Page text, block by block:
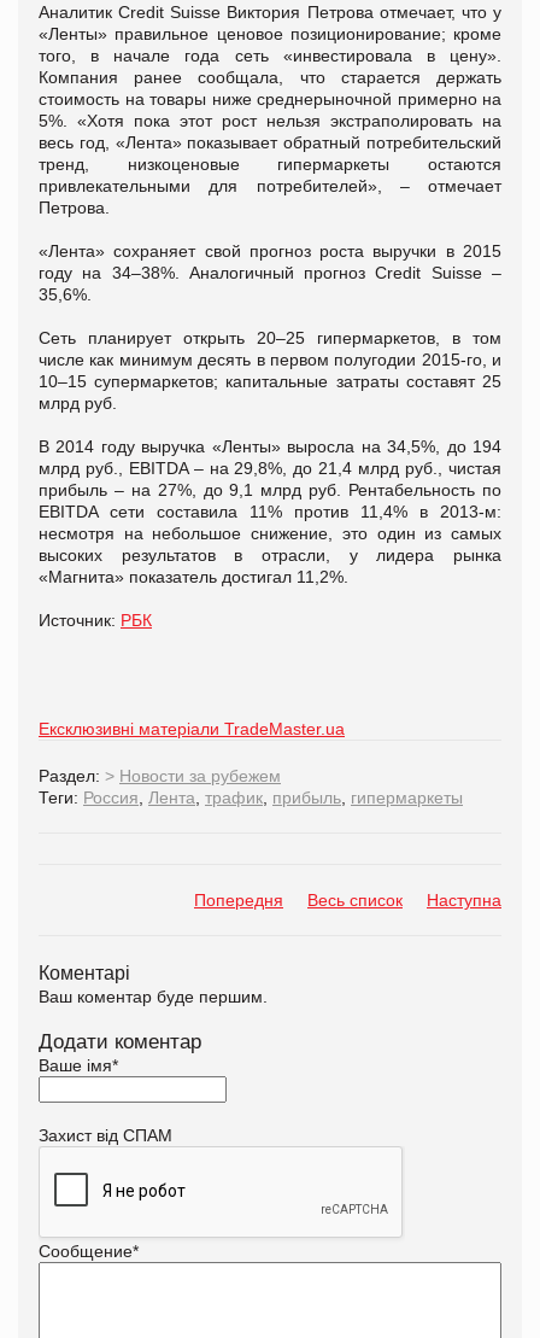
Аналитик Credit Suisse Виктория Петрова отмечает, что у
«Ленты» правильное ценовое позиционирование; кроме
того, в начале года сеть «инвестировала в цену».
Компания ранее сообщала, что старается держать
стоимость на товары ниже среднерыночной примерно на
5%. «Хотя пока этот рост нельзя экстраполировать на
весь год, «Лента» показывает обратный потребительский
тренд, низкоценовые гипермаркеты остаются
привлекательными для потребителей», – отмечает
Петрова.
«Лента» сохраняет свой прогноз роста выручки в 2015
году на 34–38%. Аналогичный прогноз Credit Suisse –
35,6%.
Сеть планирует открыть 20–25 гипермаркетов, в том
числе как минимум десять в первом полугодии 2015-го, и
10–15 супермаркетов; капитальные затраты составят 25
млрд руб.
В 2014 году выручка «Ленты» выросла на 34,5%, до 194
млрд руб., EBITDA – на 29,8%, до 21,4 млрд руб., чистая
прибыль – на 27%, до 9,1 млрд руб. Рентабельность по
EBITDA сети составила 11% против 11,4% в 2013-м:
несмотря на небольшое снижение, это один из самых
высоких результатов в отрасли, у лидера рынка
«Магнита» показатель достигал 11,2%.
Источник: РБК
Ексклюзивні матеріали TradeMaster.ua
Раздел: > Новости за рубежем
Теги: Россия Лента трафик прибыль гипермаркеты
Попередня Весь список Наступна
Коментарі
Ваш коментар буде першим.
Додати коментар
Ваше імя*
Захист від СПАМ
Сообщение*